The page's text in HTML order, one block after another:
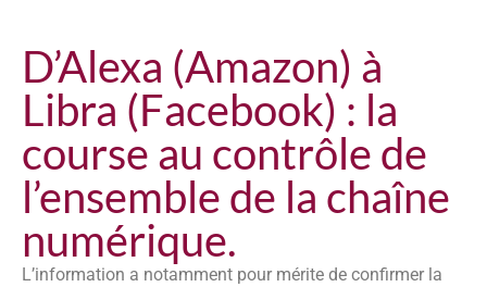
D’Alexa (Amazon) à
Libra (Facebook) : la
course au contrôle de
l’ensemble de la chaîne
numérique.
L’information a notamment pour mérite de confirmer la